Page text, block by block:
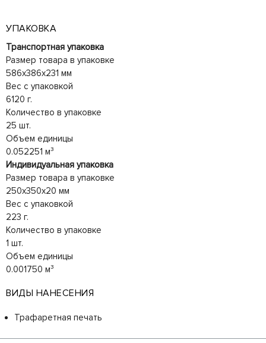
УПАКОВКА
Транспортная упаковка
Размер товара в упаковке
586x386x231 мм
Вес с упаковкой
6120 г.
Количество в упаковке
25 шт.
Объем единицы
0.052251 м³
Индивидуальная упаковка
Размер товара в упаковке
250x350x20 мм
Вес с упаковкой
223 г.
Количество в упаковке
1 шт.
Объем единицы
0.001750 м³
ВИДЫ НАНЕСЕНИЯ
Трафаретная печать